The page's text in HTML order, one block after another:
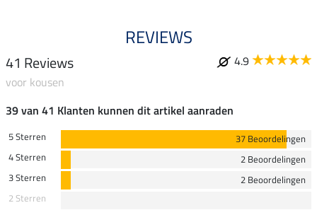
REVIEWS
41 Reviews
4.9
voor kousen
39 van 41 Klanten kunnen dit artikel aanraden
5 Sterren
37 Beoordelingen
4 Sterren
2 Beoordelingen
3 Sterren
2 Beoordelingen
2 Sterren